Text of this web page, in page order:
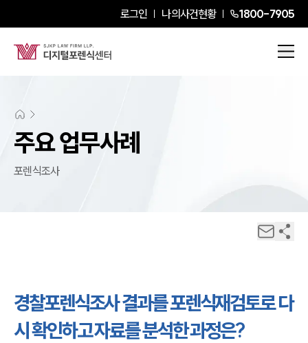
로그인 나의사건현황 1800-7905
주요 업무사례
포렌식조사
경찰포렌식조사 결과를 포렌식재검토로 다
시 확인하고 자료를 분석한 과정은?